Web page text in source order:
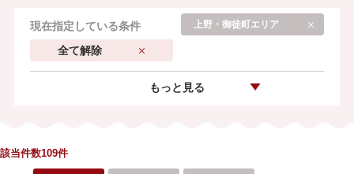
現在指定している条件 上野・御徒町エリア
全て解除
もっと見る
該当件数109件